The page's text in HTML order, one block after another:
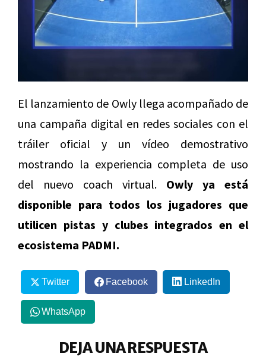
El lanzamiento de Owly llega acompañado de
una campaña digital en redes sociales con el
tráiler oficial y un vídeo demostrativo
mostrando la experiencia completa de uso
del nuevo coach virtual. Owly ya está
disponible para todos los jugadores que
utilicen pistas y clubes integrados en el
ecosistema PADMI.
Twitter Facebook LinkedIn
WhatsApp
DEJA UNA RESPUESTA